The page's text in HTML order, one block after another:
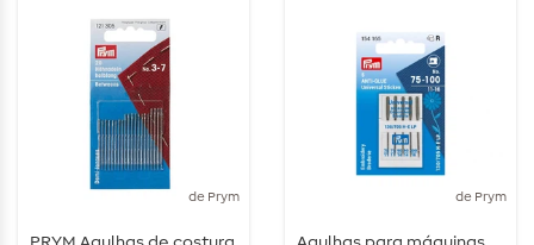
de Prym de Prym